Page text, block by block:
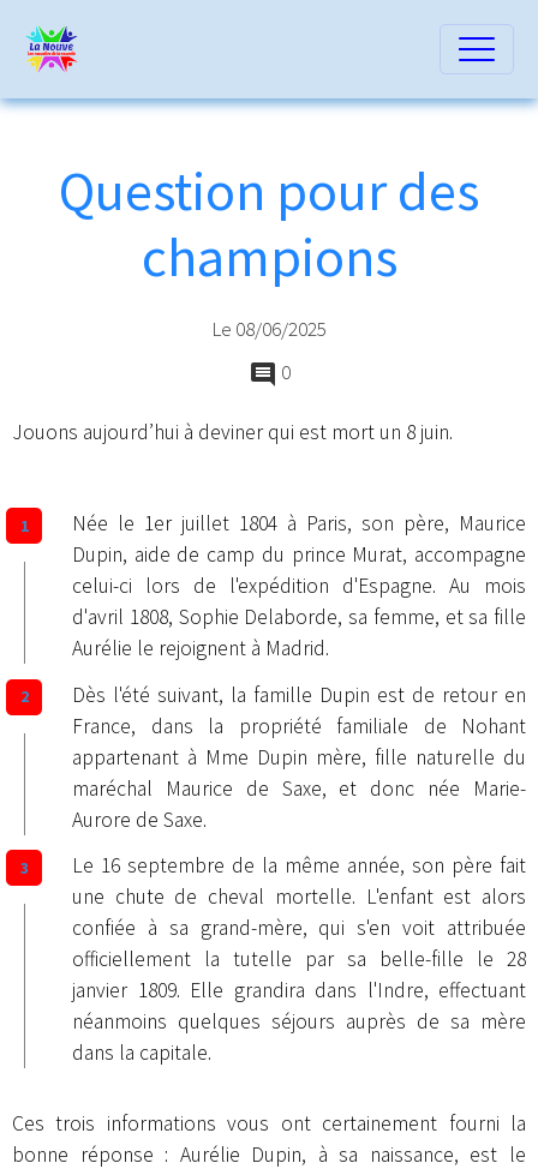
Question pour des
champions
Le 08/06/2025
0
Jouons aujourd’hui à deviner qui est mort un 8 juin.
Née le 1er juillet 1804 à Paris, son père, Maurice
Dupin, aide de camp du prince Murat, accompagne
celui-ci lors de l'expédition d'Espagne. Au mois
d'avril 1808, Sophie Delaborde, sa femme, et sa fille
Aurélie le rejoignent à Madrid.
Dès l'été suivant, la famille Dupin est de retour en
France, dans la propriété familiale de Nohant
appartenant à Mme Dupin mère, fille naturelle du
maréchal Maurice de Saxe, et donc née Marie-
Aurore de Saxe.
Le 16 septembre de la même année, son père fait
une chute de cheval mortelle. L'enfant est alors
confiée à sa grand-mère, qui s'en voit attribuée
officiellement la tutelle par sa belle-fille le 28
janvier 1809. Elle grandira dans l'Indre, effectuant
néanmoins quelques séjours auprès de sa mère
dans la capitale.
Ces trois informations vous ont certainement fourni la
bonne réponse : Aurélie Dupin, à sa naissance, est le